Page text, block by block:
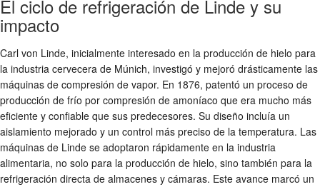
El ciclo de refrigeración de Linde y su
impacto
Carl von Linde, inicialmente interesado en la producción de hielo para
la industria cervecera de Múnich, investigó y mejoró drásticamente las
máquinas de compresión de vapor. En 1876, patentó un proceso de
producción de frío por compresión de amoníaco que era mucho más
eficiente y confiable que sus predecesores. Su diseño incluía un
aislamiento mejorado y un control más preciso de la temperatura. Las
máquinas de Linde se adoptaron rápidamente en la industria
alimentaria, no solo para la producción de hielo, sino también para la
refrigeración directa de almacenes y cámaras. Este avance marcó un